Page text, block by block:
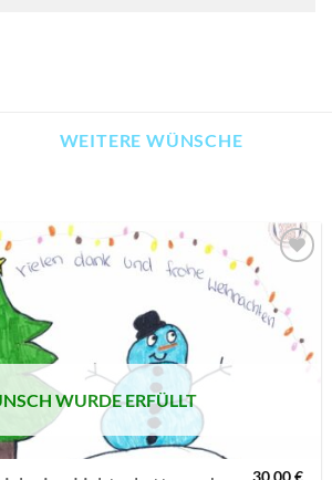
WEITERE WÜNSCHE
AUF MEINE
MERKLISTE
SETZEN
WURDE ERFÜLLT
30,00€